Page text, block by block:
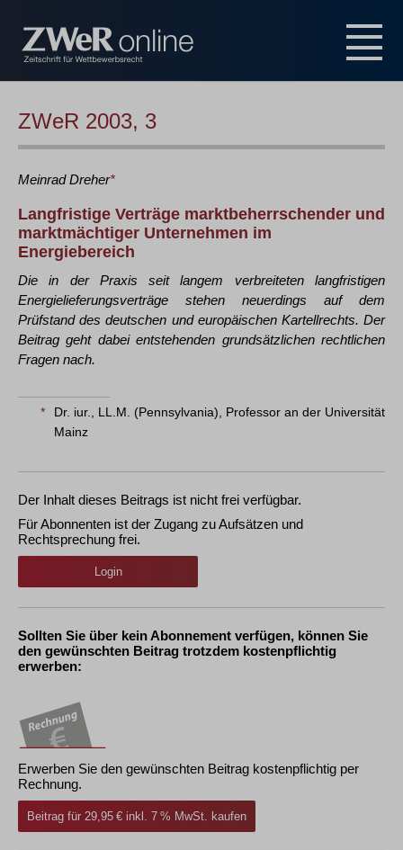
ZWeR 2003, 3
Meinrad Dreher*
Langfristige Verträge marktbeherrschender und
marktmächtiger Unternehmen im
Energiebereich
Die in der Praxis seit langem verbreiteten langfristigen
Energielieferungsverträge stehen neuerdings auf dem
Prüfstand des deutschen und europäischen Kartellrechts. Der
Beitrag geht dabei entstehenden grundsätzlichen rechtlichen
Fragen nach.
*
Dr. iur., LL.M. (Pennsylvania), Professor an der Universität
Mainz
Der Inhalt dieses Beitrags ist nicht frei verfügbar.
Für Abonnenten ist der Zugang zu Aufsätzen und
Rechtsprechung frei.
Login
Sollten Sie über kein Abonnement verfügen, können Sie
den gewünschten Beitrag trotzdem kostenpflichtig
erwerben:
Erwerben Sie den gewünschten Beitrag kostenpflichtig per
Rechnung.
Beitrag für 29,95 € inkl. 7 % MwSt. kaufen